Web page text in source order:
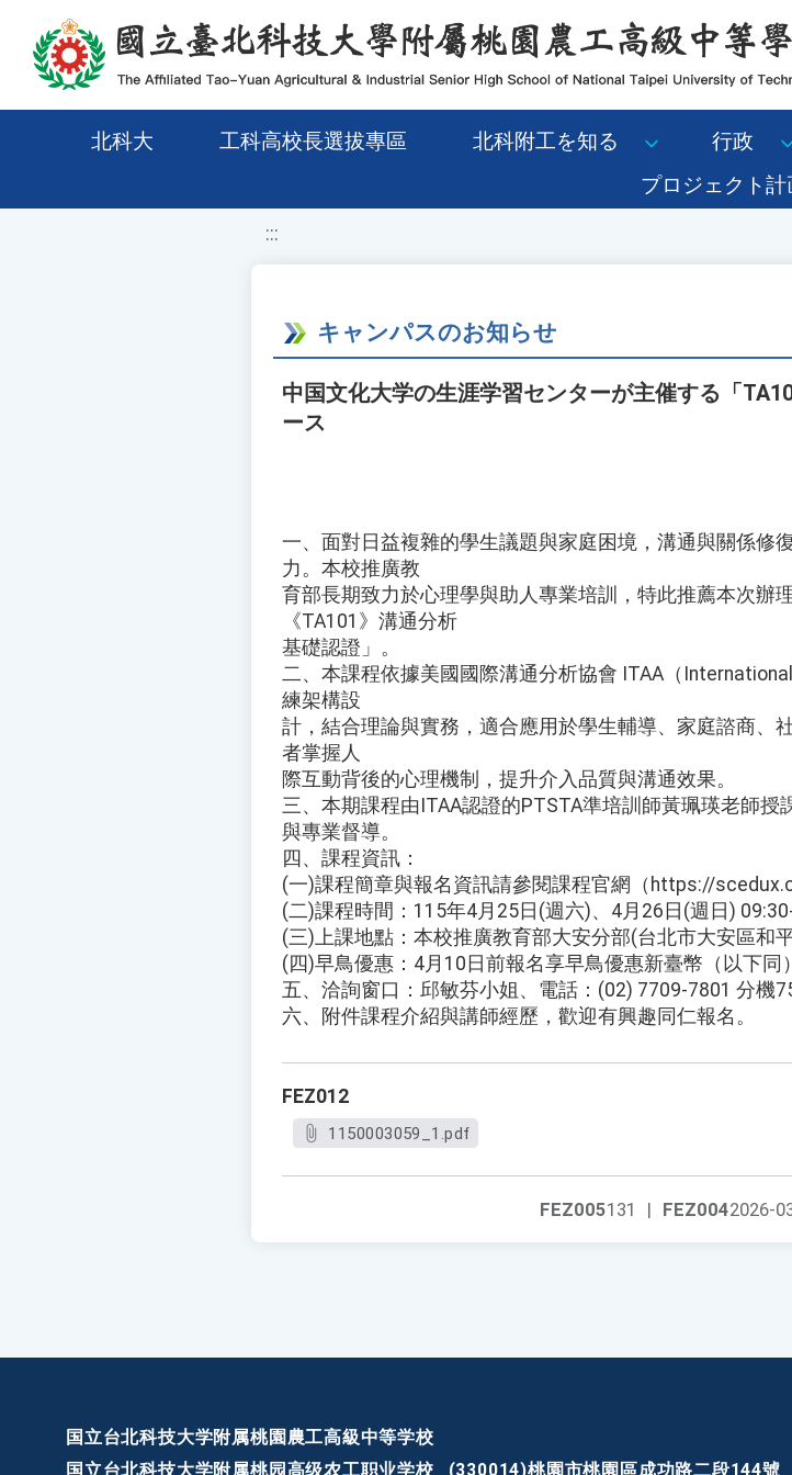
移至網頁之主要內容區位置
北科大 工科高校長選拔專區 北科附工を知る 行政
プロジェクト計
:::
キャンパスのお知らせ
中国文化大学の生涯学習センターが主催する「
ース
一、面對日益複雜的學生議題與家庭困境，溝通與關係修
力。本校推廣教
育部長期致力於心理學與助人專業培訓，特此推薦本次辦
《TA101》溝通分析
基礎認證」。
二、本課程依據美國國際溝通分析協會 ITAA（
練架構設
計，結合理論與實務，適合應用於學生輔導、家庭諮商、
者掌握人
際互動背後的心理機制，提升介入品質與溝通效果。
三、本期課程由ITAA認證的PTSTA準培訓師黃珮瑛老師
與專業督導。
四、課程資訊：
(一)課程簡章與報名資訊請參閱課程官網（https://
(二)課程時間：115年4月25日(週六)、4月26日(週日) 09:30-
(三)上課地點：本校推廣教育部大安分部(台北市大安區和
(四)早鳥優惠：4月10日前報名享早鳥優惠新臺幣（以下同
五、洽詢窗口：邱敏芬小姐、電話：(02) 7709-7801 分機
六、附件課程介紹與講師經歷，歡迎有興趣同仁報名。
FEZ012
1150003059_1.pdf
FEZ0042026-
FEZ005131 |
国立台北科技大学附属桃園農工高級中等学校
国立台北科技大学附属桃园高级农工职业学校
(330014)桃園市桃園區成功路二段144號